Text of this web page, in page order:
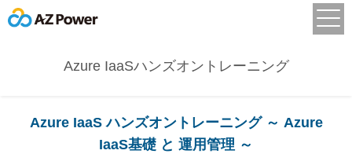
Azure IaaSハンズオントレーニング
Azure IaaS ハンズオントレーニング～ Azure
IaaS基礎 と 運用管理 ～